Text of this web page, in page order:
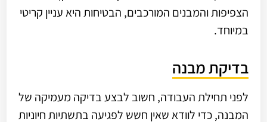
הצפיפות והמבנים המורכבים, הבטיחות היא עניין קריטי
במיוחד.
בדיקת מבנה
לפני תחילת העבודה, חשוב לבצע בדיקה מעמיקה של
המבנה, כדי לוודא שאין חשש לפגיעה בתשתיות חיוניות